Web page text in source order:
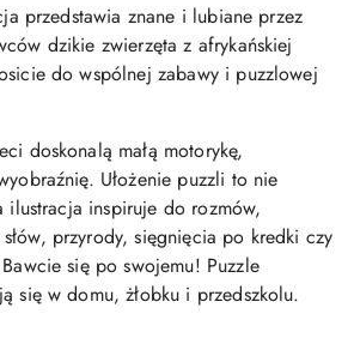
przedstawia znane i lubiane przez
dzikie zwierzęta z afrykańskiej
do wspólnej zabawy i puzzlowej
doskonalą małą motorykę,
Ułożenie puzzli to nie
ilustracja inspiruje do rozmów,
przyrody, sięgnięcia po kredki czy
się po swojemu! Puzzle
się w domu, żłobku i przedszkolu.